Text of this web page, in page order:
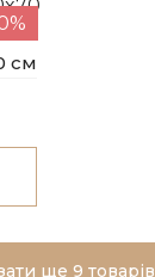
см
ще 9 товарів